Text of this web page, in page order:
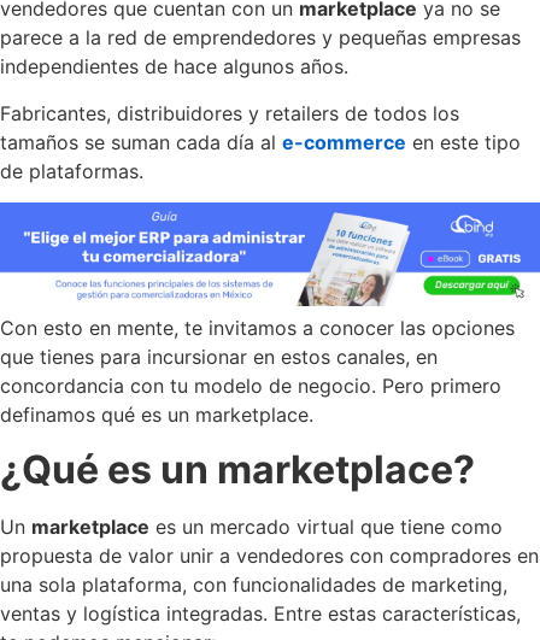
vendedores que cuentan con un marketplace ya no se
parece a la red de emprendedores y pequeñas empresas
independientes de hace algunos años.
Fabricantes, distribuidores y retailers de todos los
tamaños se suman cada día al e-commerce en este tipo
de plataformas.
Con esto en mente, te invitamos a conocer las opciones
que tienes para incursionar en estos canales, en
concordancia con tu modelo de negocio. Pero primero
definamos qué es un marketplace.
¿Qué es un marketplace?
Un marketplace es un mercado virtual que tiene como
propuesta de valor unir a vendedores con compradores en
una sola plataforma, con funcionalidades de marketing,
ventas y logística integradas. Entre estas características,